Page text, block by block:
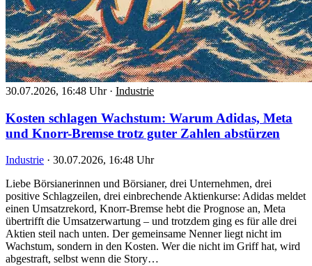
30.07.2026, 16:48 Uhr · Industrie
Kosten schlagen Wachstum: Warum Adidas, Meta
und Knorr-Bremse trotz guter Zahlen abstürzen
Industrie · 30.07.2026, 16:48 Uhr
Liebe Börsianerinnen und Börsianer, drei Unternehmen, drei
positive Schlagzeilen, drei einbrechende Aktienkurse: Adidas meldet
einen Umsatzrekord, Knorr-Bremse hebt die Prognose an, Meta
übertrifft die Umsatzerwartung – und trotzdem ging es für alle drei
Aktien steil nach unten. Der gemeinsame Nenner liegt nicht im
Wachstum, sondern in den Kosten. Wer die nicht im Griff hat, wird
abgestraft, selbst wenn die Story…